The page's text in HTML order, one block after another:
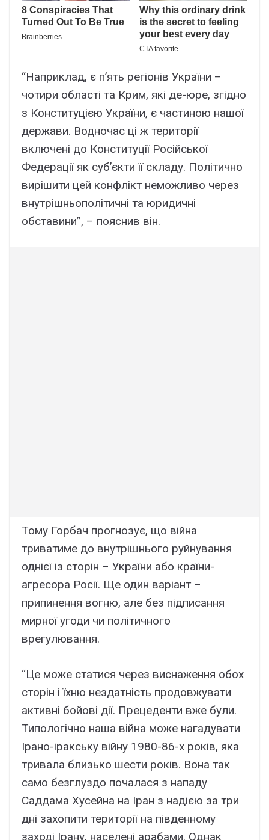
“Наприклад, є п’ять регіонів України –
чотири області та Крим, які де-юре, згідно
з Конституцією України, є частиною нашої
держави. Водночас ці ж території
включені до Конституції Російської
Федерації як суб’єкти її складу. Політично
вирішити цей конфлікт неможливо через
внутрішньополітичні та юридичні
обставини”, – пояснив він.
Тому Горбач прогнозує, що війна
триватиме до внутрішнього руйнування
однієї із сторін – України або країни-
агресора Росії. Ще один варіант –
припинення вогню, але без підписання
мирної угоди чи політичного
врегулювання.
“Це може статися через виснаження обох
сторін і їхню нездатність продовжувати
активні бойові дії. Прецеденти вже були.
Типологічно наша війна може нагадувати
Ірано-іракську війну 1980-86-х років, яка
тривала близько шести років. Вона так
само безглуздо почалася з нападу
Саддама Хусейна на Іран з надією за три
дні захопити території на південному
заході Ірану, населені арабами. Однак